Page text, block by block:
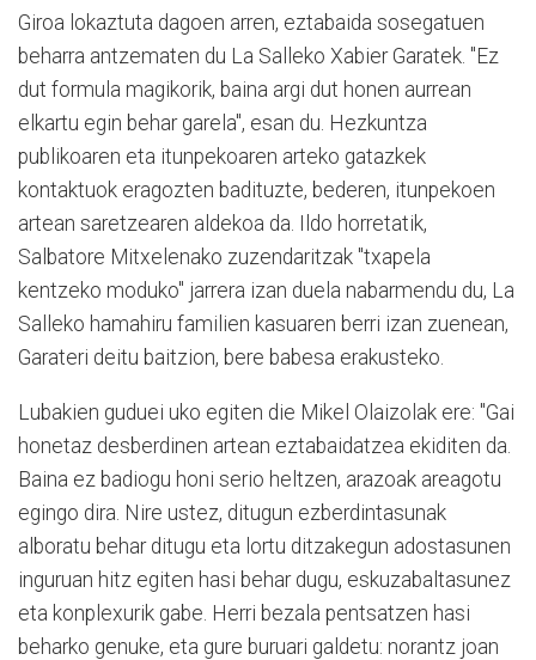
Giroa lokaztuta dagoen arren, eztabaida sosegatuen
beharra antzematen du La Salleko Xabier Garatek. "Ez
dut formula magikorik, baina argi dut honen aurrean
elkartu egin behar garela", esan du. Hezkuntza
publikoaren eta itunpekoaren arteko gatazkek
kontaktuok eragozten badituzte, bederen, itunpekoen
artean saretzearen aldekoa da. Ildo horretatik,
Salbatore Mitxelenako zuzendaritzak "txapela
kentzeko moduko" jarrera izan duela nabarmendu du, La
Salleko hamahiru familien kasuaren berri izan zuenean,
Garateri deitu baitzion, bere babesa erakusteko.
Lubakien guduei uko egiten die Mikel Olaizolak ere: "Gai
honetaz desberdinen artean eztabaidatzea ekiditen da.
Baina ez badiogu honi serio heltzen, arazoak areagotu
egingo dira. Nire ustez, ditugun ezberdintasunak
alboratu behar ditugu eta lortu ditzakegun adostasunen
inguruan hitz egiten hasi behar dugu, eskuzabaltasunez
eta konplexurik gabe. Herri bezala pentsatzen hasi
beharko genuke, eta gure buruari galdetu: norantz joan